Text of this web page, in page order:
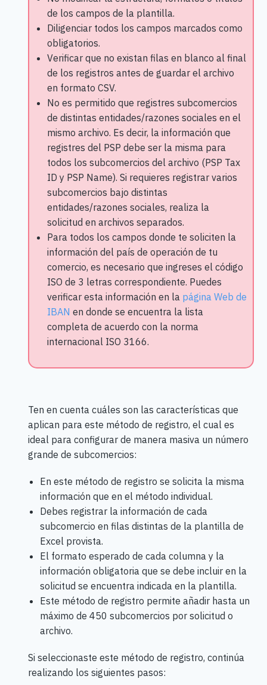
de los campos de la plantilla.
Diligenciar todos los campos marcados como
obligatorios.
Verificar que no existan filas en blanco al final
de los registros antes de guardar el archivo
en formato CSV.
No es permitido que registres subcomercios
de distintas entidades/razones sociales en el
mismo archivo. Es decir, la información que
registres del PSP debe ser la misma para
todos los subcomercios del archivo (PSP Tax
ID y PSP Name). Si requieres registrar varios
subcomercios bajo distintas
entidades/razones sociales, realiza la
solicitud en archivos separados.
Para todos los campos donde te soliciten la
información del país de operación de tu
comercio, es necesario que ingreses el código
ISO de 3 letras correspondiente. Puedes
verificar esta información en la página Web de
IBAN en donde se encuentra la lista
completa de acuerdo con la norma
internacional ISO 3166.
Ten en cuenta cuáles son las características que
aplican para este método de registro, el cual es
ideal para configurar de manera masiva un número
grande de subcomercios:
En este método de registro se solicita la misma
información que en el método individual.
Debes registrar la información de cada
subcomercio en filas distintas de la plantilla de
Excel provista.
El formato esperado de cada columna y la
información obligatoria que se debe incluir en la
solicitud se encuentra indicada en la plantilla.
Este método de registro permite añadir hasta un
máximo de 450 subcomercios por solicitud o
archivo.
Si seleccionaste este método de registro, continúa
realizando los siguientes pasos: